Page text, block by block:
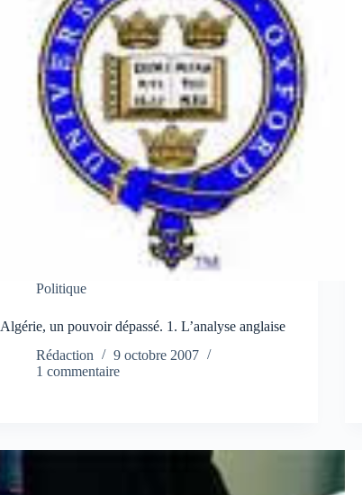
Politique
Algérie, un pouvoir dépassé. 1. L’analyse anglaise
Rédaction
9 octobre 2007
1 commentaire